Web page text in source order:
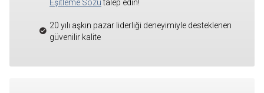
Eşitleme Sözütalep edin!
20 yılı aşkın pazar liderliği deneyimiyle desteklenen
güvenilir kalite